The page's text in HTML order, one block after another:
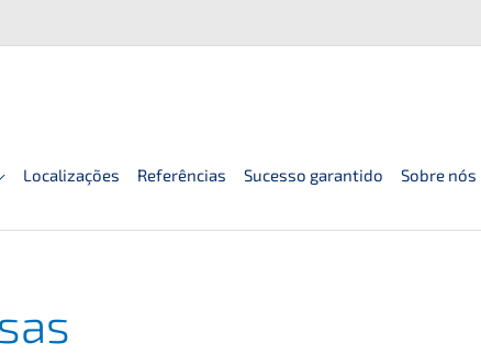
Localizações Referências Sucesso garantido Sobre nós